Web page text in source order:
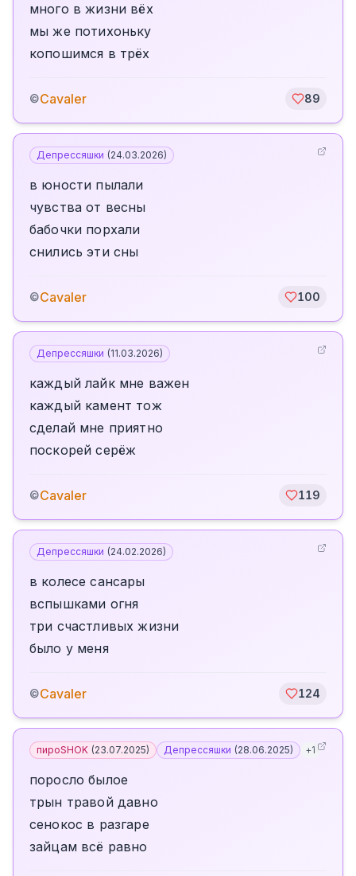
много в жизни вёх
мы же потихоньку
копошимся в трёх
©Cavaler 89
Депрессяшки (24.03.2026)
в юности пылали
чувства от весны
бабочки порхали
снились эти сны
©Cavaler 100
Депрессяшки (11.03.2026)
каждый лайк мне важен
каждый камент тож
сделай мне приятно
поскорей серёж
©Cavaler 119
Депрессяшки (24.02.2026)
в колесе сансары
вспышками огня
три счастливых жизни
было у меня
©Cavaler 124
пироSHOK (23.07.2025) Депрессяшки (28.06.2025) +1
поросло былое
трын травой давно
сенокос в разгаре
зайцам всё равно